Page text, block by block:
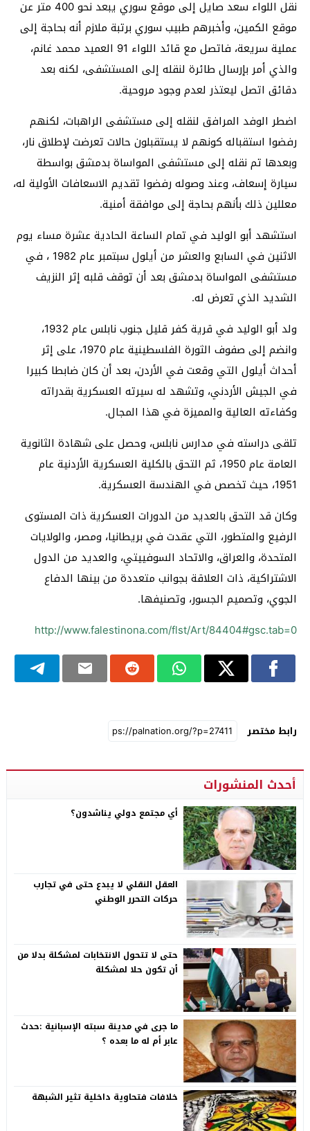
نقل اللواء سعد صايل إلى موقع سوري يبعد نحو 400 متر عن
موقع الكمين، وأخبرهم طبيب سوري برتبة ملازم أنه بحاجة إلى
عملية سريعة، فاتصل مع قائد اللواء 91 العميد محمد غانم،
والذي أمر بإرسال طائرة لنقله إلى المستشفى، لكنه بعد
دقائق اتصل ليعتذر لعدم وجود مروحية.
اضطر الوفد المرافق لنقله إلى مستشفى الراهبات، لكنهم
رفضوا استقباله كونهم لا يستقبلون حالات تعرضت لإطلاق نار،
وبعدها تم نقله إلى مستشفى المواساة بدمشق بواسطة
سيارة إسعاف، وعند وصوله رفضوا تقديم الاسعافات الأولية له،
معللين ذلك بأنهم بحاجة إلى موافقة أمنية.
استشهد أبو الوليد في تمام الساعة الحادية عشرة مساء يوم
الاثنين في السابع والعشر من أيلول سبتمبر عام 1982 ، في
مستشفى المواساة بدمشق بعد أن توقف قلبه إثر النزيف
الشديد الذي تعرض له.
ولد أبو الوليد في قرية كفر قليل جنوب نابلس عام 1932،
وانضم إلى صفوف الثورة الفلسطينية عام 1970، على إثر
أحداث أيلول التي وقعت في الأردن، بعد أن كان ضابطا كبيرا
في الجيش الأردني، وتشهد له سيرته العسكرية بقدراته
وكفاءته العالية والمميزة في هذا المجال.
تلقى دراسته في مدارس نابلس، وحصل على شهادة الثانوية
العامة عام 1950، ثم التحق بالكلية العسكرية الأردنية عام
1951، حيث تخصص في الهندسة العسكرية.
وكان قد التحق بالعديد من الدورات العسكرية ذات المستوى
الرفيع والمتطور، التي عقدت في بريطانيا، ومصر، والولايات
المتحدة، والعراق، والاتحاد السوفييتي، والعديد من الدول
الاشتراكية، ذات العلاقة بجوانب متعددة من بينها الدفاع
الجوي، وتصميم الجسور، وتصنيفها.
http://www.falestinona.com/flst/Art/84404#gsc.tab=0
رابط مختصر
أحدث المنشورات
أي مجتمع دولي يناشدون؟
العقل النقلي لا يبدع حتى في تجارب
حركات التحرر الوطني
حتى لا تتحول الانتخابات لمشكلة بدلا من
أن تكون حلا لمشكلة
ما جرى في مدينة سبته الإسبانية :حدث
عابر أم له ما بعده ؟
خلافات فتحاوية داخلية تثير الشبهة